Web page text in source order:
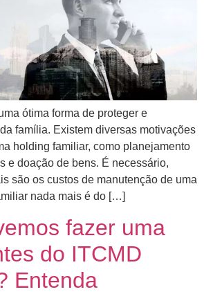
ótima forma de proteger e
família. Existem diversas motivações
holding familiar, como planejamento
e doação de bens. É necessário,
são os custos de manutenção de uma
nada mais é do […]
fazer uma
do ITCMD
Entenda